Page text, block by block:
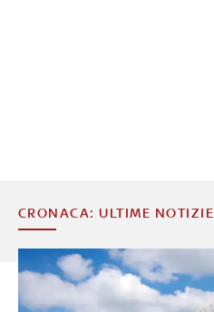
CRONACA: ULTIME NOTIZIE